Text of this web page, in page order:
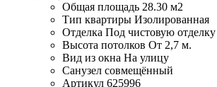
Общая площадь 28.30 м2
Тип квартиры Изолированная
Отделка Под чистовую отделку
Высота потолков От 2,7 м.
Вид из окна На улицу
Санузел совмещённый
Артикул 625996